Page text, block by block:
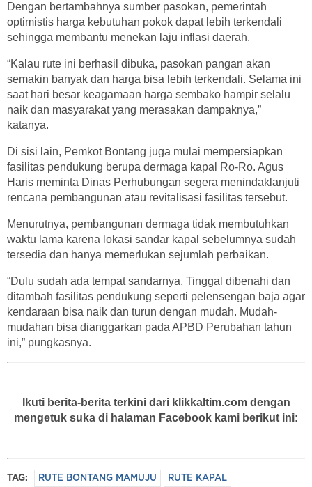
Dengan bertambahnya sumber pasokan, pemerintah
optimistis harga kebutuhan pokok dapat lebih terkendali
sehingga membantu menekan laju inflasi daerah.
“Kalau rute ini berhasil dibuka, pasokan pangan akan
semakin banyak dan harga bisa lebih terkendali. Selama ini
saat hari besar keagamaan harga sembako hampir selalu
naik dan masyarakat yang merasakan dampaknya,”
katanya.
Di sisi lain, Pemkot Bontang juga mulai mempersiapkan
fasilitas pendukung berupa dermaga kapal Ro-Ro. Agus
Haris meminta Dinas Perhubungan segera menindaklanjuti
rencana pembangunan atau revitalisasi fasilitas tersebut.
Menurutnya, pembangunan dermaga tidak membutuhkan
waktu lama karena lokasi sandar kapal sebelumnya sudah
tersedia dan hanya memerlukan sejumlah perbaikan.
“Dulu sudah ada tempat sandarnya. Tinggal dibenahi dan
ditambah fasilitas pendukung seperti pelensengan baja agar
kendaraan bisa naik dan turun dengan mudah. Mudah-
mudahan bisa dianggarkan pada APBD Perubahan tahun
ini,” pungkasnya.
Ikuti berita-berita terkini dari klikkaltim.com dengan
mengetuk suka di halaman Facebook kami berikut ini:
TAG: RUTE BONTANG MAMUJU RUTE KAPAL